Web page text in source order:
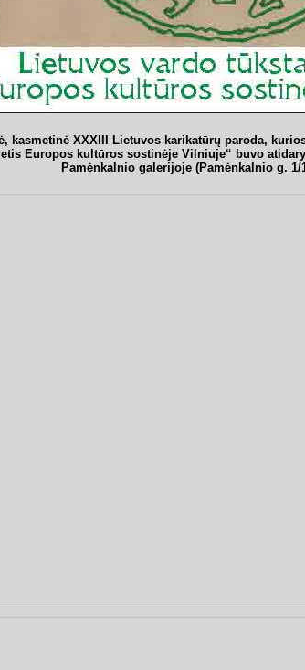
kasmetinė XXXIII Lietuvos karikatūrų paroda,
Europos kultūros sostinėje Vilniuje“ buvo
Pamėnkalnio galerijoje (Pamėnkalnio g.